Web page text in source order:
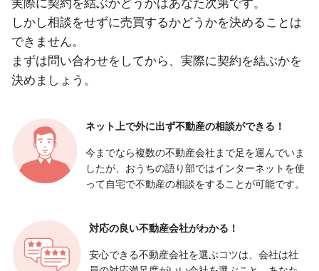
実際に契約を結ぶかどうかはあなた次第です。
しかし相談をせずに売買するかどうかを決めることは
できません。
まずは問い合わせをしてから、実際に契約を結ぶかを
決めましょう。
ネット上で外に出ず不動産の相談ができる！
今までなら複数の不動産会社まで足を運んでいま
したが、おうちの語り部ではインターネットを使
って自宅で不動産の相談をすることが可能です。
対応の良い不動産会社がわかる！
安心できる不動産会社を選ぶコツは、会社は社